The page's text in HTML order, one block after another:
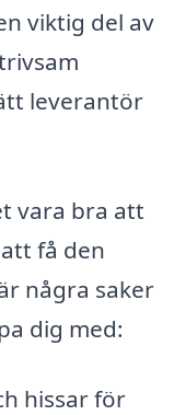
viktig del av
leverantör
vara bra att
få den
några saker
dig med:
hissar för